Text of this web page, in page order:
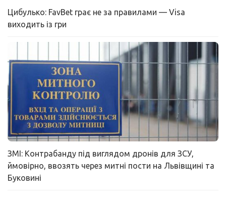
Цибулько: FavBet грає не за правилами — Visa
виходить із гри
ЗМІ: Контрабанду під виглядом дронів для ЗСУ,
ймовірно, ввозять через митні пости на Львівщині та
Буковині